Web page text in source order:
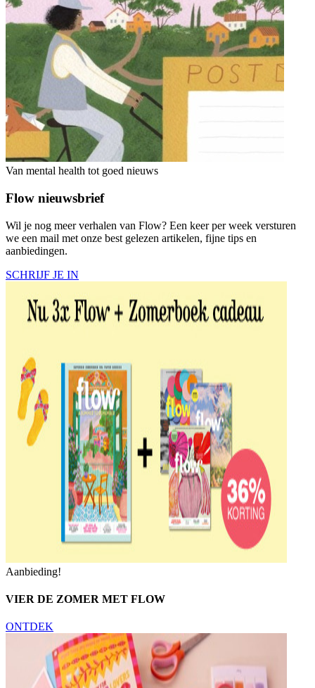
Van mental health tot goed nieuws
Flow nieuwsbrief
Wil je nog meer verhalen van Flow? Een keer per week versturen
we een mail met onze best gelezen artikelen, fijne tips en
aanbiedingen.
SCHRIJF JE IN
Aanbieding!
VIER DE ZOMER MET FLOW
ONTDEK